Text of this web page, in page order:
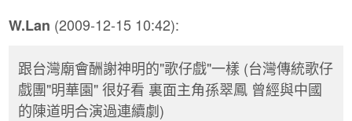
W.Lan (2009-12-15 10:42):
跟台灣廟會酬謝神明的"歌仔戲"一樣 (台灣傳統歌仔
戲團"明華園" 很好看 裏面主角孫翠鳳 曾經與中國
的陳道明合演過連續劇)